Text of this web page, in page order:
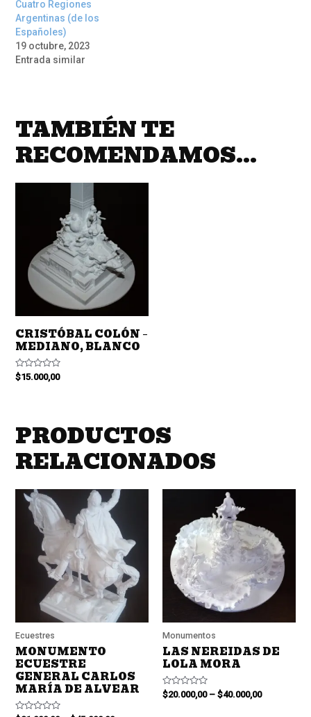
Cuatro Regiones
Argentinas (de los
Españoles)
19 octubre, 2023
Entrada similar
TAMBIÉN TE
RECOMENDAMOS…
CRISTÓBAL COLÓN –
MEDIANO, BLANCO
Valorado
en
$15.000,00
PRODUCTOS
RELACIONADOS
Ecuestres
MONUMENTO
ECUESTRE
GENERAL CARLOS
MARÍA DE ALVEAR
Monumentos
LAS NEREIDAS DE
LOLA MORA
Valorado
en
$20.000,00– $40.000,00